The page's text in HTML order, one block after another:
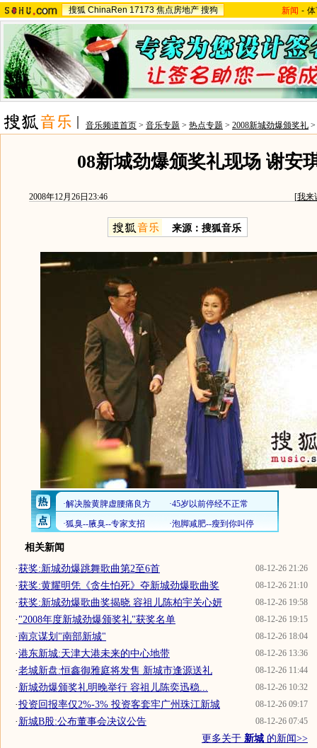
搜狐 ChinaRen 17173 焦点房地产 搜狗 新闻 -
音乐频道首页 > 音乐专题 > 热点专题 > 2008新城劲爆颁奖礼 >
08新城劲爆颁奖礼现场 谢安
2008年12月26日23:46 [我来
来源：搜狐音乐
相关新闻
08-12-26 21:26
·获奖:新城劲爆跳舞歌曲第2至6首
08-12-26 21:10
·获奖:黄耀明凭《贪生怕死》夺新城劲爆歌曲奖
08-12-26 19:58
·获奖:新城劲爆歌曲奖揭晓 容祖儿陈柏宇关心妍
08-12-26 19:15
·"2008年度新城劲爆颁奖礼"获奖名单
08-12-26 18:04
·南京谋划"南部新城"
08-12-26 13:36
·港东新城:天津大港未来的中心地带
08-12-26 11:44
·老城新盘:恒鑫御雅庭将发售 新城市逢源送礼
08-12-26 10:32
·新城劲爆颁奖礼明晚举行 容祖儿陈奕迅稳...
08-12-26 09:17
·投资回报率仅2%-3% 投资客套牢广州珠江新城
08-12-26 07:45
·新城B股:公布董事会决议公告
更多关于 新城 的新闻>>